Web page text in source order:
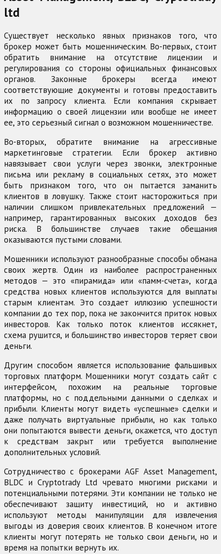
ltd
Существует несколько явных признаков того, что
брокер может быть мошенническим. Во-первых, стоит
обратить внимание на отсутствие лицензии и
регулирования со стороны официальных финансовых
органов. Законные брокеры всегда имеют
соответствующие документы и готовы предоставить
их по запросу клиента. Если компания скрывает
информацию о своей лицензии или вообще не имеет
ее, это серьезный сигнал о возможном мошенничестве.
Во-вторых, обратите внимание на агрессивные
маркетинговые стратегии. Если брокер активно
навязывает свои услуги через звонки, электронные
письма или рекламу в социальных сетях, это может
быть признаком того, что он пытается заманить
клиентов в ловушку. Также стоит насторожиться при
наличии слишком привлекательных предложений —
например, гарантированных высоких доходов без
риска. В большинстве случаев такие обещания
оказываются пустыми словами.
Мошенники используют разнообразные способы обмана
своих жертв. Один из наиболее распространенных
методов — это «пирамида» или «памм-счета», когда
средства новых клиентов используются для выплаты
старым клиентам. Это создает иллюзию успешности
компании до тех пор, пока не закончится приток новых
инвесторов. Как только поток клиентов иссякнет,
схема рушится, и большинство инвесторов теряет свои
деньги.
Другим способом является использование фальшивых
торговых платформ. Мошенники могут создать сайт с
интерфейсом, похожим на реальные торговые
платформы, но с поддельными данными о сделках и
прибыли. Клиенты могут видеть «успешные» сделки и
даже получать виртуальные прибыли, но как только
они попытаются вывести деньги, окажется, что доступ
к средствам закрыт или требуется выполнение
дополнительных условий.
Сотрудничество с брокерами AGF Asset Management,
BLDC и Cryptotrady Ltd чревато многими рисками и
потенциальными потерями. Эти компании не только не
обеспечивают защиту инвестиций, но и активно
используют методы манипуляции для извлечения
выгоды из доверия своих клиентов. В конечном итоге
клиенты могут потерять не только свои деньги, но и
время на попытки вернуть их.